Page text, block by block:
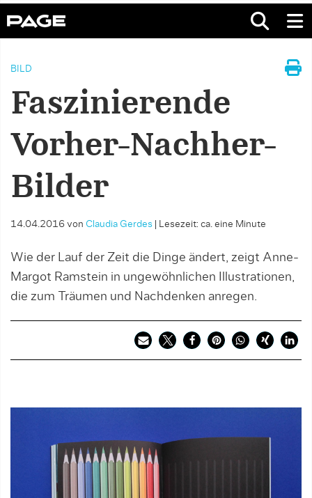
BILD
Faszinierende
Vorher-Nachher-
Bilder
14.04.2016 von Claudia Gerdes Lesezeit: ca. eine Minute
Wie der Lauf der Zeit die Dinge ändert, zeigt Anne-
Margot Ramstein in ungewöhnlichen Illustrationen,
die zum Träumen und Nachdenken anregen.